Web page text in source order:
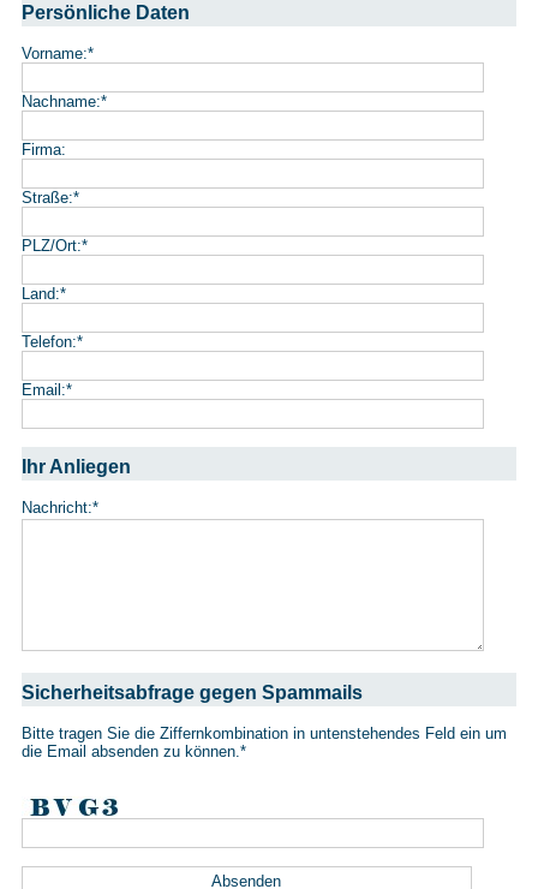
Persönliche Daten
Vorname:*
Nachname:*
Firma:
Straße:*
PLZ/Ort:*
Land:*
Telefon:*
Email:*
Ihr Anliegen
Nachricht:*
Sicherheitsabfrage gegen Spammails
Bitte tragen Sie die Ziffernkombination in untenstehendes Feld ein um
die Email absenden zu können.*